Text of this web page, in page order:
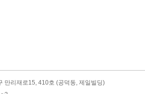
만리재로15, 410호 (공덕동, 제일빌딩)